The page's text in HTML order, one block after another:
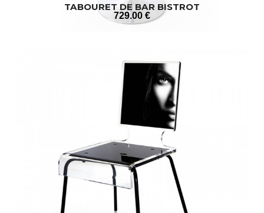
TABOURET DE BAR BISTROT
729.00 €